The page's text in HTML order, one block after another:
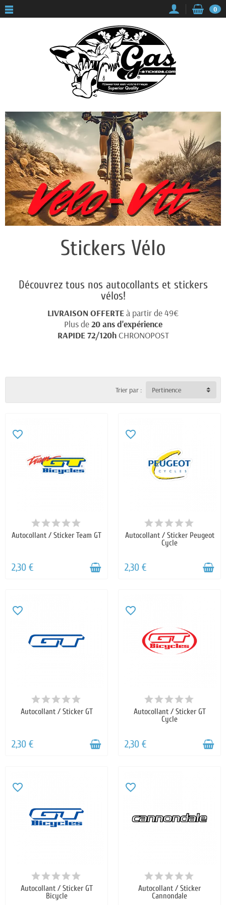
0
Stickers Vélo
Découvrez tous nos autocollants et stickers
vélos!
LIVRAISON OFFERTEà partir de 49€
Plus de20 ans d'expérience
RAPIDE 72/120hCHRONOPOST
Trier par : Pertinence
favorite_border
Autocollant / Sticker Team GT
2,30 €
favorite_border
Autocollant / Sticker Peugeot
Cycle
2,30 €
favorite_border
Autocollant / Sticker GT
2,30 €
favorite_border
Autocollant / Sticker GT
Cycle
2,30 €
favorite_border
Autocollant / Sticker GT
Bicycle
favorite_border
Autocollant / Sticker
Cannondale
Panneau de gestion des cookies